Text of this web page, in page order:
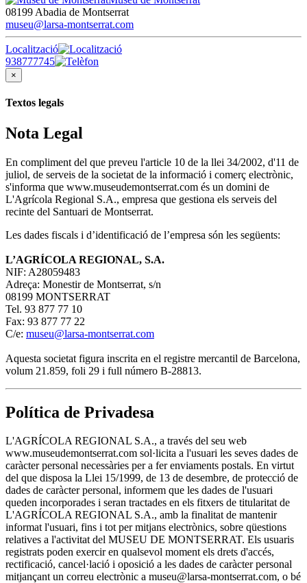
08199 Abadia de Montserrat
museu@larsa-montserrat.com
Localització
938777745
×
Textos legals
Nota Legal
En compliment del que preveu l'article 10 de la llei 34/2002, d'11 de
juliol, de serveis de la societat de la informació i comerç electrònic,
s'informa que www.museudemontserrat.com és un domini de
L'Agrícola Regional S.A., empresa que gestiona els serveis del
recinte del Santuari de Montserrat.
Les dades fiscals i d’identificació de l’empresa són les següents:
L’AGRÍCOLA REGIONAL, S.A.
NIF: A28059483
Adreça: Monestir de Montserrat, s/n
08199 MONTSERRAT
Tel. 93 877 77 10
Fax: 93 877 77 22
C/e: museu@larsa-montserrat.com
Aquesta societat figura inscrita en el registre mercantil de Barcelona,
volum 21.859, foli 29 i full número B-28813.
Política de Privadesa
L'AGRÍCOLA REGIONAL S.A., a través del seu web
www.museudemontserrat.com sol·licita a l'usuari les seves dades de
caràcter personal necessàries per a fer enviaments postals. En virtut
del que disposa la Llei 15/1999, de 13 de desembre, de protecció de
dades de caràcter personal, informem que les dades de l'usuari
queden incorporades i seran tractades en els fitxers de titularitat de
L'AGRÍCOLA REGIONAL S.A., amb la finalitat de mantenir
informat l'usuari, fins i tot per mitjans electrònics, sobre qüestions
relatives a l'activitat del MUSEU DE MONTSERRAT. Els usuaris
registrats poden exercir en qualsevol moment els drets d'accés,
rectificació, cancel·lació i oposició a les dades de caràcter personal
mitjançant un correu electrònic a museu@larsa-montserrat.com, o bé